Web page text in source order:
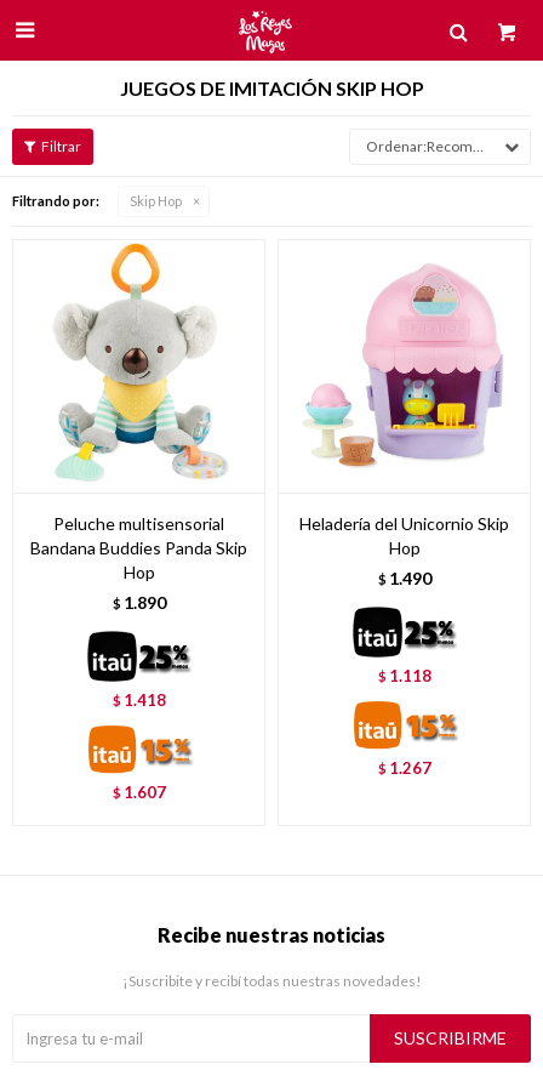

JUEGOS DE IMITACIÓN SKIP HOP
Recomendados
Filtrando por: Skip Hop
Peluche multisensorial
Bandana Buddies Panda Skip
Hop
$ 1.890
$ 1.418
$ 1.607
Heladería del Unicornio Skip
Hop
$ 1.490
$ 1.118
$ 1.267
Recibe nuestras noticias
¡Suscribite y recibí todas nuestras novedades!
SUSCRIBIRME